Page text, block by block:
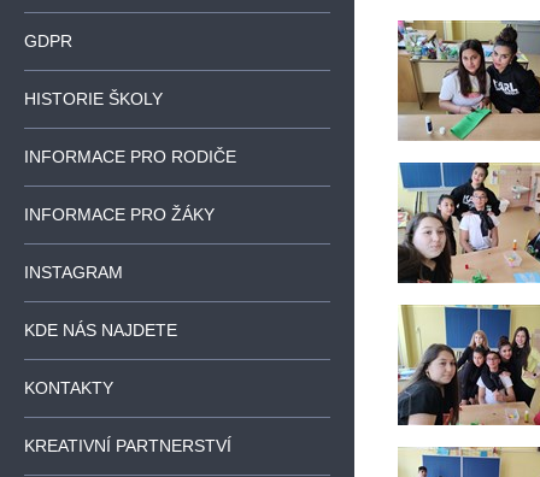
GDPR
HISTORIE ŠKOLY
INFORMACE PRO RODIČE
INFORMACE PRO ŽÁKY
INSTAGRAM
KDE NÁS NAJDETE
KONTAKTY
KREATIVNÍ PARTNERSTVÍ